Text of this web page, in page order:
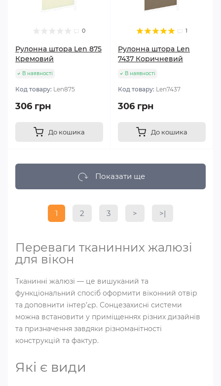
0
Рулонна штора Len 875
Кремовий
В наявності
Код товару: Len875
306 грн
До кошика
1
Рулонна штора Len
7437 Коричневий
В наявності
Код товару: Len7437
306 грн
До кошика
Показати ще
1 2 3 > >|
Переваги тканинних жалюзі
для вікон
Тканинні жалюзі ― це вишуканий та
функціональний спосіб оформити віконний отвір
та доповнити інтер’єр. Сонцезахисні системи
можна встановити у приміщеннях різних дизайнів
та призначення завдяки різноманітності
конструкцій та фактур.
Які є види